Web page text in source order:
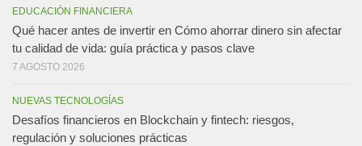
EDUCACIÓN FINANCIERA
Qué hacer antes de invertir en Cómo ahorrar dinero sin afectar
tu calidad de vida: guía práctica y pasos clave
7 AGOSTO 2026
NUEVAS TECNOLOGÍAS
Desafíos financieros en Blockchain y fintech: riesgos,
regulación y soluciones prácticas